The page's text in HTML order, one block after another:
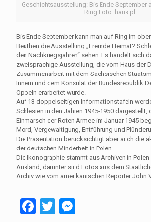
Geschichtsausstellung: Bis Ende September
Ring Foto: haus.pl
Bis Ende September kann man auf Ring im
Beuthen die Ausstellung „Fremde Heimat?
den Nachkriegsjahren“ sehen. Es handelt sich
zweisprachige Ausstellung, die vom Haus der
Zusammenarbeit mit dem Sächsischen
Innern und dem Konsulat der Bundesrepublik
Oppeln erarbeitet wurde.
Auf 13 doppelseitigen Informationstafeln
Schlesien in den Jahren 1945-1950 dargestellt,
Einmarsch der Roten Armee im Januar 1945
Mord, Vergewaltigung, Entführung und
Die Präsentation berücksichtigt aber auch die
der deutschen Minderheit in Polen.
Die Ikonographie stammt aus Archiven in Polen
Ausland, darunter sind Fotos aus dem
Archiv wie vom amerikanischen Reporter John
Facebook
TwitterMessenger